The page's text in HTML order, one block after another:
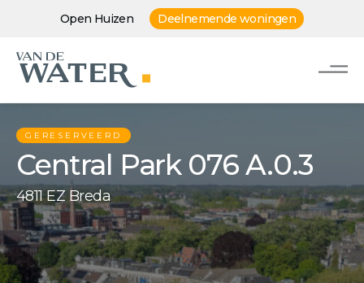
Open Huizen Deelnemende woningen
GERESERVEERD
Central Park 076 A.0.3
4811 EZ Breda